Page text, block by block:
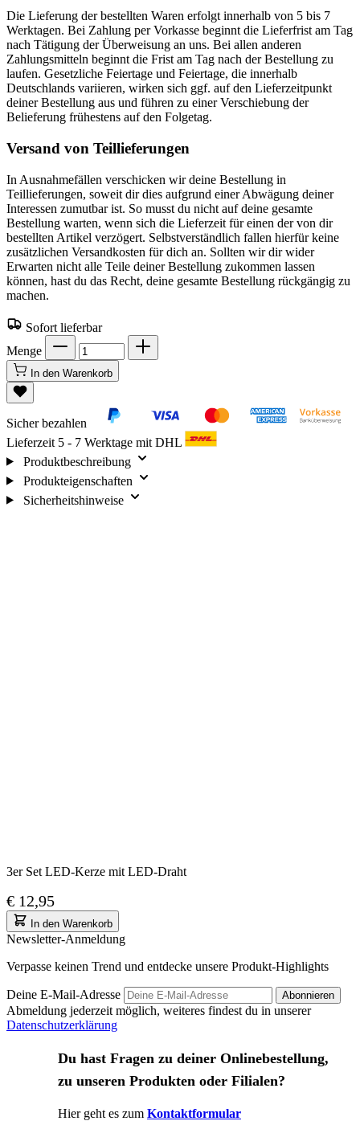
Die Lieferung der bestellten Waren erfolgt innerhalb von 5 bis 7
Werktagen. Bei Zahlung per Vorkasse beginnt die Lieferfrist am Tag
nach Tätigung der Überweisung an uns. Bei allen anderen
Zahlungsmitteln beginnt die Frist am Tag nach der Bestellung zu
laufen. Gesetzliche Feiertage und Feiertage, die innerhalb
Deutschlands variieren, wirken sich ggf. auf den Lieferzeitpunkt
deiner Bestellung aus und führen zu einer Verschiebung der
Belieferung frühestens auf den Folgetag.
Versand von Teillieferungen
In Ausnahmefällen verschicken wir deine Bestellung in
Teillieferungen, soweit dir dies aufgrund einer Abwägung deiner
Interessen zumutbar ist. So musst du nicht auf deine gesamte
Bestellung warten, wenn sich die Lieferzeit für einen der von dir
bestellten Artikel verzögert. Selbstverständlich fallen hierfür keine
zusätzlichen Versandkosten für dich an. Sollten wir dir wider
Erwarten nicht alle Teile deiner Bestellung zukommen lassen
können, hast du das Recht, deine gesamte Bestellung rückgängig zu
machen.
Sofort lieferbar
Menge
In den Warenkorb
Sicher bezahlen
Lieferzeit 5 - 7 Werktage mit DHL
Produktbeschreibung
Produkteigenschaften
Sicherheitshinweise
3er Set LED-Kerze mit LED-Draht
€ 12,95
In den Warenkorb
Newsletter-Anmeldung
Verpasse keinen Trend und entdecke unsere Produkt-Highlights
Deine E-Mail-Adresse Abonnieren
Abmeldung jederzeit möglich, weiteres findest du in unserer
Datenschutzerklärung
Du hast Fragen zu deiner Onlinebestellung,
zu unseren Produkten oder Filialen?
Hier geht es zum Kontaktformular